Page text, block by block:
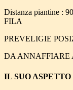
Distanza piantine :
FILA
PREVELIGIE
DA ANNAFFIARE
IL SUO ASPETTO